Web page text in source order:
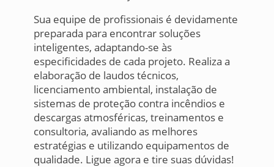
Sua equipe de profissionais é devidamente
preparada para encontrar soluções
inteligentes, adaptando-se às
especificidades de cada projeto. Realiza a
elaboração de laudos técnicos,
licenciamento ambiental, instalação de
sistemas de proteção contra incêndios e
descargas atmosféricas, treinamentos e
consultoria, avaliando as melhores
estratégias e utilizando equipamentos de
qualidade. Ligue agora e tire suas dúvidas!